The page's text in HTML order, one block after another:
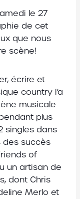
le 27
de cet
que nous
scène!
écrire et
country l’a
musicale
plus
singles dans
des succès
of
un artisan de
dont Chris
Merlo et